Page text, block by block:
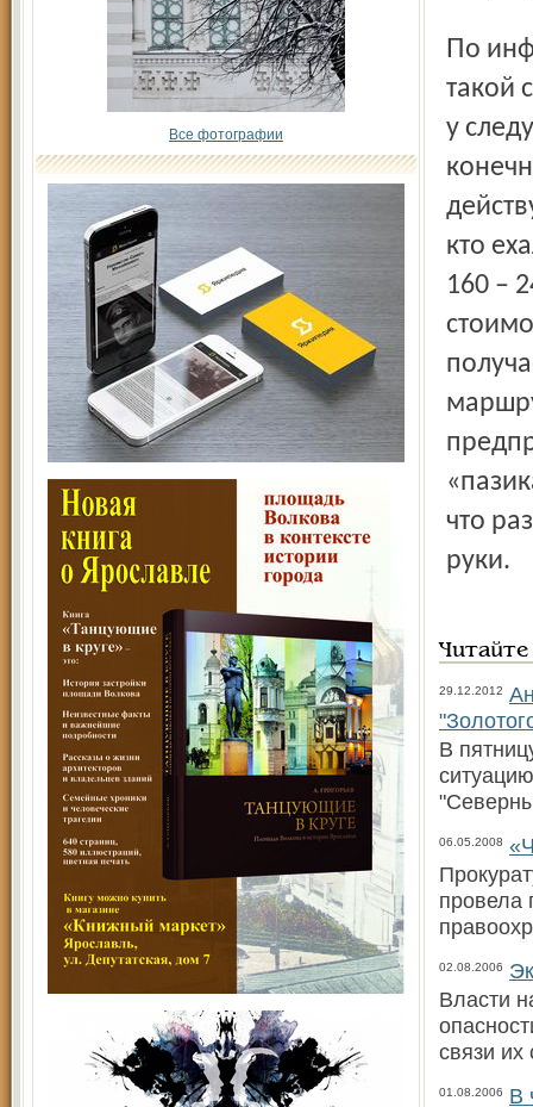
Все фотографии
По информации, имеющейся у Геннадия Сергеевича, в
такой
у
кто
160 –
что
руки.
29.12.2012
В
06.05.2008
провела
02.08.2006
Власти
связи их
01.08.2006 В